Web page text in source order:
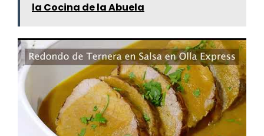
la Cocina de la Abuela